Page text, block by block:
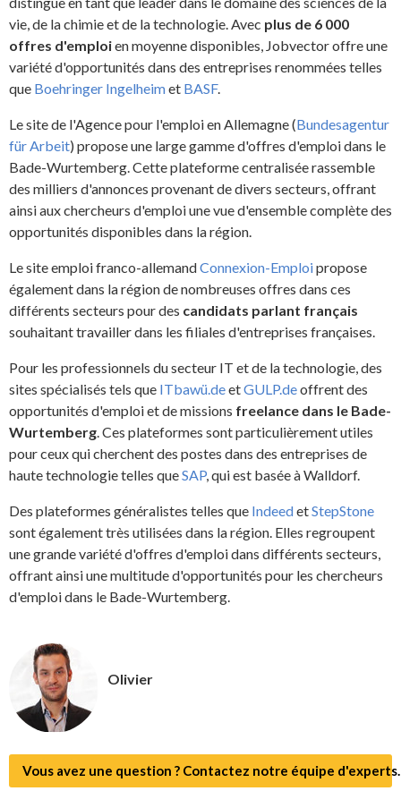
vie, de la chimie et de la technologie. Avec plus de 6 000
offres d'emploien moyenne disponibles, Jobvector offre une
variété d'opportunités dans des entreprises renommées telles
que Boehringer Ingelheimet BASF.
Le site de l'Agence pour l'emploi en Allemagne (Bundesagentur
für Arbeit) propose une large gamme d'offres d'emploi dans le
Bade-Wurtemberg. Cette plateforme centralisée rassemble
des milliers d'annonces provenant de divers secteurs, offrant
ainsi aux chercheurs d'emploi une vue d'ensemble complète des
opportunités disponibles dans la région.
Le site emploi franco-allemandConnexion-Emploipropose
également dans la région de nombreuses offres dans ces
différents secteurs pour des candidats parlant français
souhaitant travailler dans les filiales d'entreprises françaises.
Pour les professionnels du secteur IT et de la technologie, des
sites spécialisés tels que ITbawü.deetGULP.deoffrent des
opportunités d'emploi et de missions freelance dans le Bade-
Wurtemberg. Ces plateformes sont particulièrement utiles
pour ceux qui cherchent des postes dans des entreprises de
haute technologie telles queSAP, qui est basée à Walldorf.
Des plateformes généralistes telles que IndeedetStepStone
sont également très utilisées dans la région. Elles regroupent
une grande variété d'offres d'emploi dans différents secteurs,
offrant ainsi une multitude d'opportunités pour les chercheurs
d'emploi dans le Bade-Wurtemberg.
Olivier
Vous avez une question ? Contactez notre équipe d'experts.